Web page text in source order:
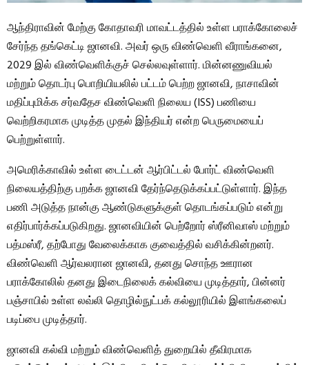
ஆந்திராவின் மேற்கு கோதாவரி மாவட்டத்தில் உள்ள பராக்கோலைச்
சேர்ந்த தங்கெட்டி ஜானவி. அவர் ஒரு விண்வெளி வீராங்கனை,
2029 இல் விண்வெளிக்குச் செல்லவுள்ளார். மின்னணுவியல்
மற்றும் தொடர்பு பொறியியலில் பட்டம் பெற்ற ஜானவி, நாசாவின்
மதிப்புமிக்க சர்வதேச விண்வெளி நிலைய (ISS) பணியை
வெற்றிகரமாக முடித்த முதல் இந்தியர் என்ற பெருமையைப்
பெற்றுள்ளார்.
அமெரிக்காவில் உள்ள டைட்டன் ஆர்பிட்டல் போர்ட் விண்வெளி
நிலையத்திற்கு பறக்க ஜானவி தேர்ந்தெடுக்கப்பட்டுள்ளார். இந்த
பணி அடுத்த நான்கு ஆண்டுகளுக்குள் தொடங்கப்படும் என்று
எதிர்பார்க்கப்படுகிறது. ஜானவியின் பெற்றோர் ஸ்ரீனிவாஸ் மற்றும்
பத்மஸ்ரீ, தற்போது வேலைக்காக குவைத்தில் வசிக்கின்றனர்.
விண்வெளி ஆர்வலரான ஜானவி, தனது சொந்த ஊரான
பராக்கோலில் தனது இடைநிலைக் கல்வியை முடித்தார், பின்னர்
பஞ்சாபில் உள்ள லவ்லி தொழில்நுட்பக் கல்லூரியில் இளங்கலைப்
படிப்பை முடித்தார்.
ஜானவி கல்வி மற்றும் விண்வெளித் துறையில் தீவிரமாக